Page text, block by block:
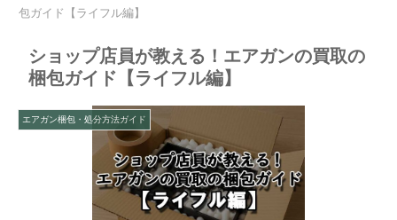
包ガイド【ライフル編】
ショップ店員が教える！エアガンの買取の
梱包ガイド【ライフル編】
エアガン梱包・処分方法ガイド